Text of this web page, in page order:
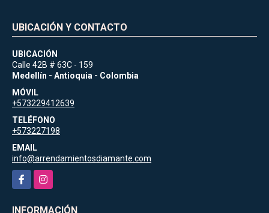
UBICACIÓN Y CONTACTO
UBICACIÓN
Calle 42B # 63C - 159
Medellín - Antioquia - Colombia
MÓVIL
+573229412639
TELÉFONO
+573227198
EMAIL
info@arrendamientosdiamante.com
FacebookInstagram
INFORMACIÓN